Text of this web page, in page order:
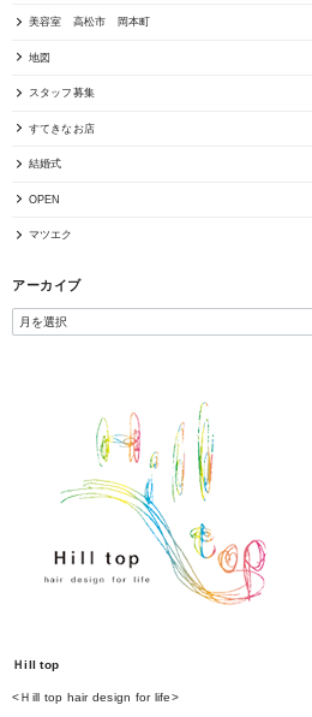
美容室 高松市 岡本町
地図
スタッフ募集
すてきなお店
結婚式
OPEN
マツエク
アーカイブ
Ｈill top
<Ｈill top hair design for life>